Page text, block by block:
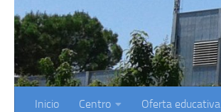
Inicio Centro Oferta educativa